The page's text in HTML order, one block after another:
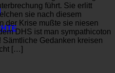
führt. Sie erlitt
sie nach diesem
der Krise mußte sie niesen
DHS ist man sympathicoton
Gedanken kreisen
[…]